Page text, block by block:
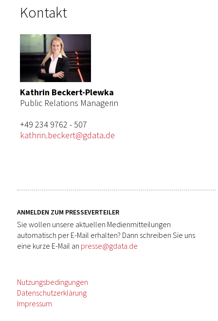
Kontakt
Kathrin Beckert-Plewka
Public Relations Managerin
+49 234 9762 - 507
kathrin.beckert@gdata.de
ANMELDEN ZUM PRESSEVERTEILER
Sie wollen unsere aktuellen Medienmitteilungen
automatisch per E-Mail erhalten? Dann schreiben Sie uns
eine kurze E-Mail an presse@gdata.de
Nutzungsbedingungen
Datenschutzerklärung
Impressum